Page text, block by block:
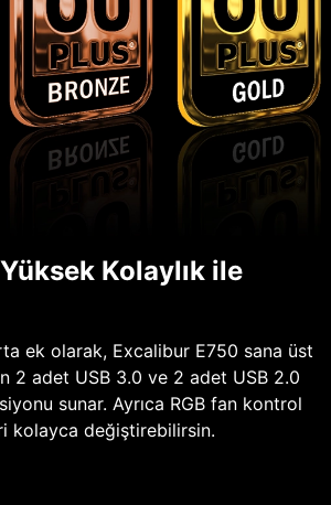
Kolaylık ile
ek olarak, Excalibur E750 sana üst
2 adet USB 3.0 ve 2 adet USB 2.0
sunar. Ayrıca RGB fan kontrol
kolayca değiştirebilirsin.